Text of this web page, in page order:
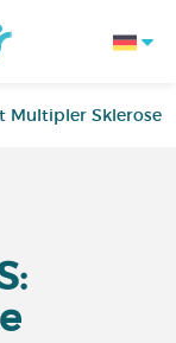
Multipler Sklerose